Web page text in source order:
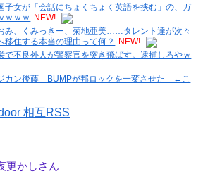
子女が「会話にちょくちょく英語を挟む」の、ガ
ｗｗｗ
NEW!
み、くみっきー、菊地亜美……タレント達が次々
移住する本当の理由って何？
NEW!
で不良外人が警察官を突き飛ばす。逮捕しろやｗ
カン後藤「BUMPが邦ロックを一変させた」←こ
相互RSS
更かしさん